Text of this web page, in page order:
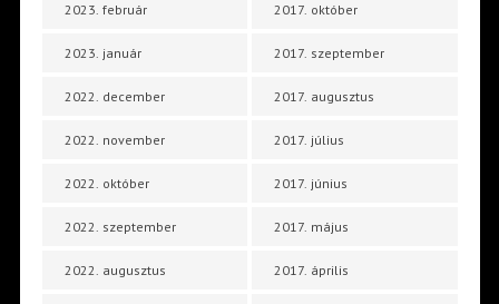
2023. február
2023. január
2022. december
2022. november
2022. október
2022. szeptember
2022. augusztus
2017. október
2017. szeptember
2017. augusztus
2017. július
2017. június
2017. május
2017. április